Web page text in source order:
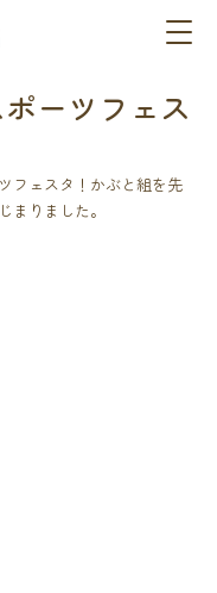
ーツフェス
フェスタ！かぶと組を先
まりました。